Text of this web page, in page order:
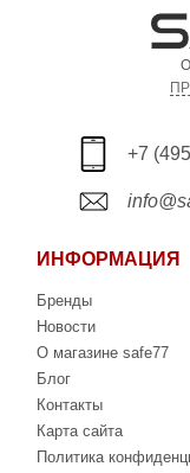
+7
ИНФОРМАЦИЯ
Бренды
Новости
О магазине safe77
Блог
Контакты
Карта сайта
Политика